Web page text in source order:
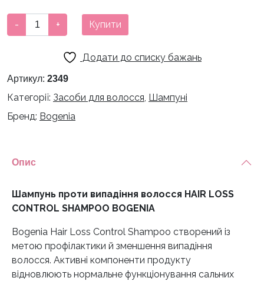
Шампунь
проти
HAIR
CONTROL
SHAMPOO
- + Купити
Додати до списку бажань
Артикул: 2349
Категорії: Засоби для волосся, Шампуні
Бренд: Bogenia
Опис
Шампунь проти випадіння волосся HAIR LOSS
CONTROL SHAMPOO BOGENIA
Bogenia Hair Loss Control Shampoo створений із
метою профілактики й зменшення випадіння
волосся. Активні компоненти продукту
відновлюють нормальне функціонування сальних